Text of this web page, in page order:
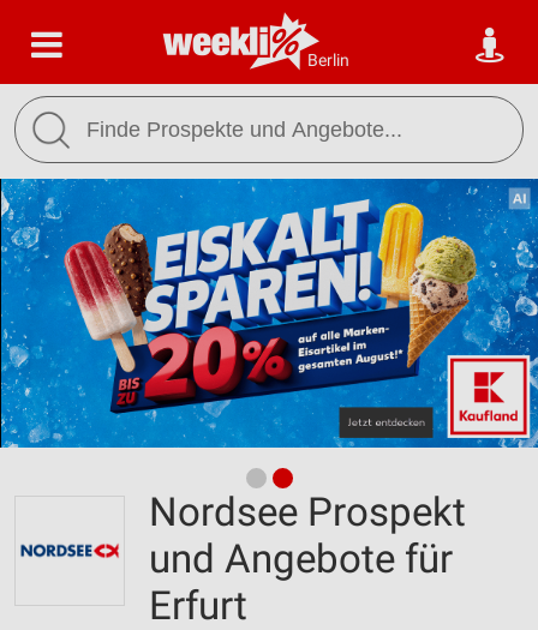
Berlin
Nordsee Prospekt
und Angebote für
Erfurt